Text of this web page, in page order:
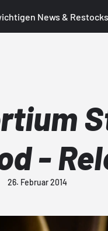
News &
-
26. Februar 2014